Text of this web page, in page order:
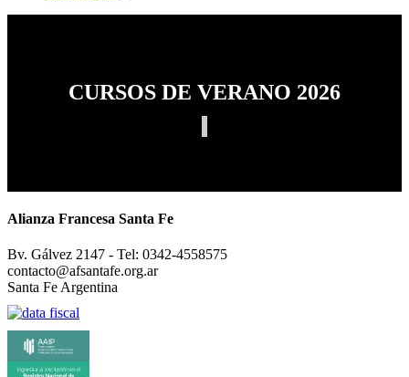
CURSOS DE VERANO 2026
Alianza Francesa Santa Fe
Bv. Gálvez 2147 - Tel: 0342-4558575
contacto@afsantafe.org.ar
Santa Fe Argentina